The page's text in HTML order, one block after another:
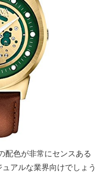
配色が非常にセンスある
アルな業界向けでしょう